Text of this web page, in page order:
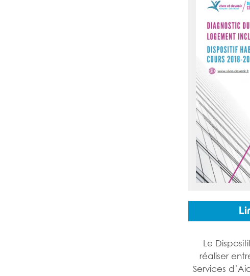
Le
réaliser
Services